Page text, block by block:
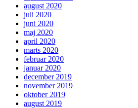
august 2020
juli 2020
juni 2020
maj 2020
april 2020
marts 2020
februar 2020
januar 2020
december 2019
november 2019
oktober 2019
august 2019